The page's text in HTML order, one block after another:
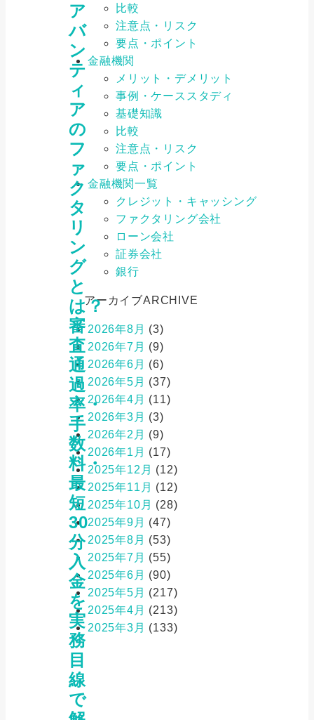
ア
バ
ン
テ
ィ
ア
の
フ
ァ
ク
タ
リ
ン
グ
と
は？
審
査
通
過
率・
手
数
料・
最
短
30
分
入
金
を
実
務
目
線
で
比較
注意点・リスク
要点・ポイント
金融機関
メリット・デメリット
事例・ケーススタディ
基礎知識
比較
注意点・リスク
要点・ポイント
金融機関一覧
クレジット・キャッシング
ファクタリング会社
ローン会社
証券会社
銀行
アーカイブARCHIVE
2026年8月 (3)
2026年7月 (9)
2026年6月 (6)
2026年5月 (37)
2026年4月 (11)
2026年3月 (3)
2026年2月 (9)
2026年1月 (17)
2025年12月 (12)
2025年11月 (12)
2025年10月 (28)
2025年9月 (47)
2025年8月 (53)
2025年7月 (55)
2025年6月 (90)
2025年5月 (217)
2025年4月 (213)
2025年3月 (133)